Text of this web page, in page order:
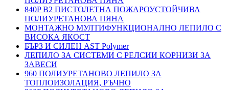
840P B2 ПИСТОЛЕТНА ПОЖАРОУСТОЙЧИВА
ПОЛИУРЕТАНОВА ПЯНА
МОНТАЖНО МУЛТИФУНКЦИОНАЛНО ЛЕПИЛО С
ВИСОКА ЯКОСТ
БЪРЗ И СИЛЕН AST Polymer
ЛЕПИЛО ЗА СИСТЕМИ С РЕЛСИИ КОРНИЗИ ЗА
ЗАВЕСИ
960 ПОЛИУРЕТАНОВО ЛЕПИЛО ЗА
ТОПЛОИЗОЛАЦИЯ, РЪЧНО